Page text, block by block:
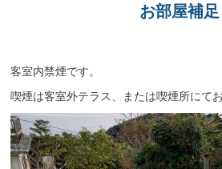
お部屋補足
客室内禁煙です。
喫煙は客室外テラス、または喫煙所にて